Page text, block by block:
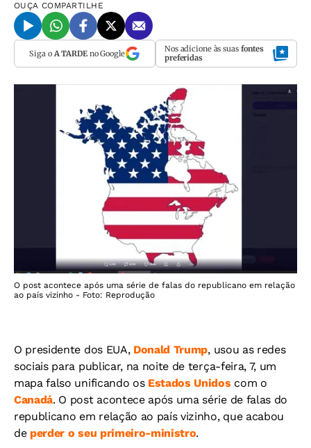
OUÇA COMPARTILHE
Siga o A TARDEno Google Nos adicione às suas fontes
preferidas
O post acontece após uma série de falas do republicano em relação
ao país vizinho - Foto: Reprodução
O presidente dos EUA, Donald Trump, usou as redes
sociais para publicar, na noite de terça-feira, 7, um
mapa falso unificando os Estados Unidos com o
Canadá. O post acontece após uma série de falas do
republicano em relação ao país vizinho, que acabou
de perder o seu primeiro-ministro.